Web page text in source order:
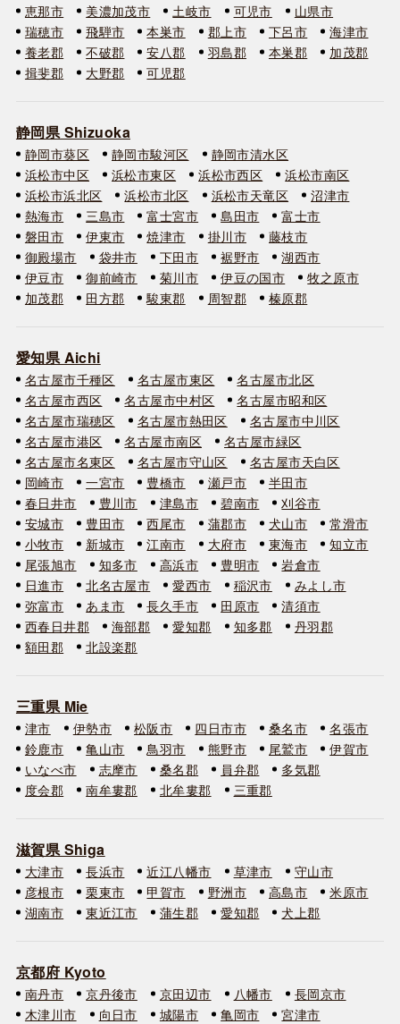
恵那市
美濃加茂市 土岐市 可児市
山県市
瑞穂市
飛騨市 本巣市 郡上市 下呂市
海津市
養老郡
不破郡 安八郡 羽島郡 本巣郡
加茂郡
揖斐郡
大野郡 可児郡
静岡県 Shizuoka
静岡市葵区 静岡市駿河区
静岡市清水区
浜松市中区
浜松市東区 浜松市西区
浜松市南区
浜松市浜北区
浜松市北区 浜松市天竜区
沼津市
熱海市
三島市 富士宮市 島田市
富士市
磐田市
伊東市 焼津市 掛川市
藤枝市
御殿場市
袋井市 下田市 裾野市
湖西市
伊豆市
御前崎市 菊川市 伊豆の国市
牧之原市
加茂郡
田方郡 駿東郡 周智郡 榛原郡
愛知県 Aichi
名古屋市千種区 名古屋市東区
名古屋市北区
名古屋市西区
名古屋市中村区
名古屋市昭和区
名古屋市瑞穂区
名古屋市熱田区
名古屋市中川区
名古屋市港区
名古屋市南区
名古屋市緑区
名古屋市名東区
名古屋市守山区
名古屋市天白区
岡崎市
一宮市 豊橋市 瀬戸市
半田市
春日井市
豊川市 津島市 碧南市
刈谷市
安城市
豊田市 西尾市 蒲郡市 犬山市
常滑市
小牧市
新城市 江南市 大府市 東海市
知立市
尾張旭市
知多市 高浜市 豊明市
岩倉市
日進市
北名古屋市 愛西市 稲沢市
みよし市
弥富市
あま市 長久手市 田原市
清須市
西春日井郡
海部郡 愛知郡 知多郡
丹羽郡
額田郡
北設楽郡
三重県 Mie
津市 伊勢市 松阪市 四日市市 桑名市
名張市
鈴鹿市
亀山市 鳥羽市 熊野市 尾鷲市
伊賀市
いなべ市
志摩市 桑名郡 員弁郡
多気郡
度会郡
南牟婁郡 北牟婁郡 三重郡
滋賀県 Shiga
大津市 長浜市 近江八幡市 草津市
守山市
彦根市
栗東市 甲賀市 野洲市 高島市
米原市
湖南市
東近江市 蒲生郡 愛知郡 犬上郡
京都府 Kyoto
南丹市 京丹後市 京田辺市 八幡市
長岡京市
木津川市
向日市 城陽市 亀岡市
宮津市